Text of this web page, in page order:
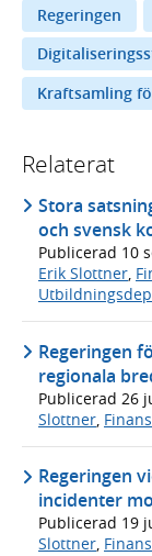
Regeringen
Kraftsamling
Relaterat
Stora
och svensk
Publicerad 10
Erik Slottner,
Regeringen
regionala
Publicerad 26
Slottner
Regeringen
incidenter
Publicerad 19
Slottner,